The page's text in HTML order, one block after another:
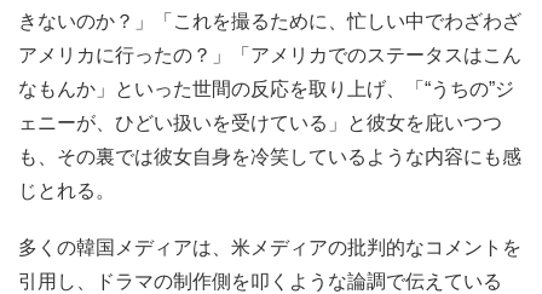
きないのか？」「これを撮るために、忙しい中でわざわざ
アメリカに行ったの？」「アメリカでのステータスはこん
なもんか」といった世間の反応を取り上げ、「“うちの”ジ
ェニーが、ひどい扱いを受けている」と彼女を庇いつつ
も、その裏では彼女自身を冷笑しているような内容にも感
じとれる。
多くの韓国メディアは、米メディアの批判的なコメントを
引用し、ドラマの制作側を叩くような論調で伝えている